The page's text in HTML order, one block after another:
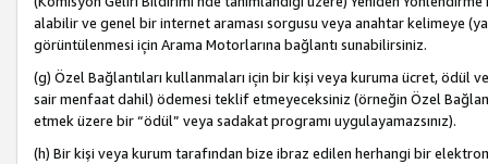
alabilir ve genel bir internet araması sorgusu veya anahtar kelimeye
görüntülenmesi için Arama Motorlarına bağlantı sunabilirsiniz.
(g) Özel Bağlantıları kullanmaları için bir kişi veya kuruma ücret, ödül
sair menfaat dahil) ödemesi teklif etmeyeceksiniz (örneğin Özel
etmek üzere bir “ödül” veya sadakat programı uygulayamazsınız).
(h) Bir kişi veya kurum tarafından bize ibraz edilen herhangi bir